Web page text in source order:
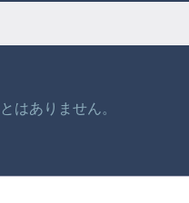
のした」
はありません。